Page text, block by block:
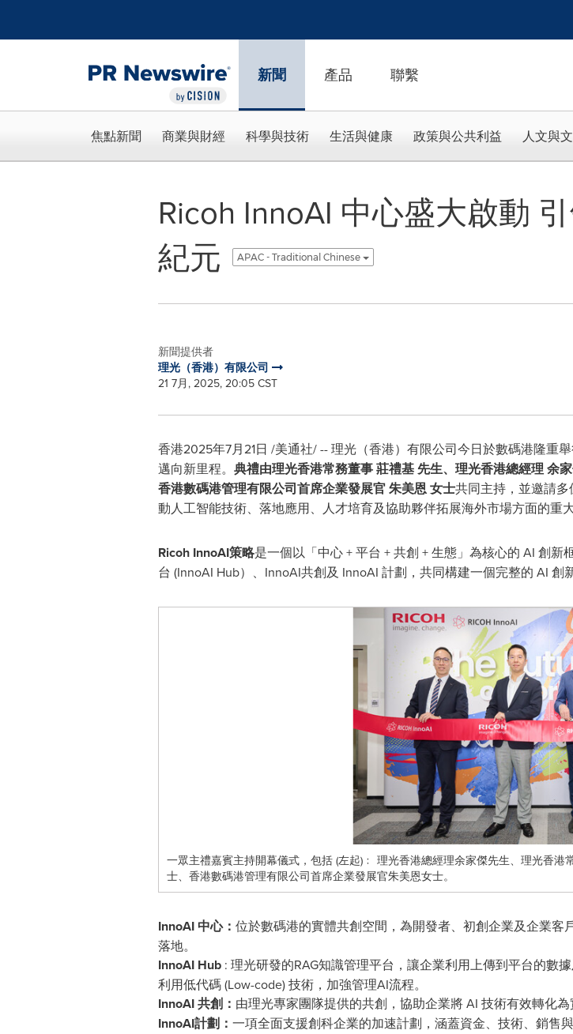
新聞 產品 聯繫
焦點新聞 商業與財經 科學與技術 生活與健康 政策與公共利益 人文與
Ricoh InnoAI 中心盛大啟動
紀元
APAC - Traditional Chinese
新聞提供者
理光（香港）有限公司
21 7月, 2025, 20:05 CST
香港2025年7月21日 /美通社/ -- 理光（香港）有限公司今日於數碼港隆重
邁向新里程。 典禮由理光香港常務董事 莊禮基 先生、理光香港總經理 余
香港數碼港管理有限公司首席企業發展官 朱美恩 女士共同主持，並邀請
動人工智能技術、落地應用、人才培育及協助夥伴拓展海外市場方面的重大
Ricoh InnoAI策略是一個以「中心 + 平台 + 共創 + 生態」為核心的 AI 創
台 (InnoAI Hub）、InnoAI共創及 InnoAI 計劃，共同構建一個完整的 AI 創
一眾主禮嘉賓主持開幕儀式，包括 (左起)﹕ 理光香港總經理余家傑先生、理光香
士、香港數碼港管理有限公司首席企業發展官朱美恩女士。
InnoAI 中心： 位於數碼港的實體共創空間，為開發者、初創企業及企業
落地。
InnoAI Hub : 理光研發的RAG知識管理平台，讓企業利用上傳到平台的數
利用低代碼(Low-code)技術，加強管理AI流程。
InnoAI共創： 由理光專家團隊提供的共創，協助企業將 AI 技術有效轉化為
InnoAI計劃： 一項全面支援創科企業的加速計劃，涵蓋資金、技術、銷售